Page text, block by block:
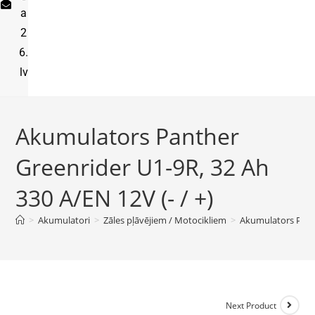
a
2
6.
lv
Akumulators Panther
Greenrider U1-9R, 32 Ah
330 A/EN 12V (- / +)
> Akumulatori > Zāles pļāvējiem / Motocikliem > Akumulators
Next Product